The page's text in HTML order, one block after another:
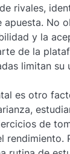
rivales,
No
y la
de la
limitan su
es otro
de
rendimiento.